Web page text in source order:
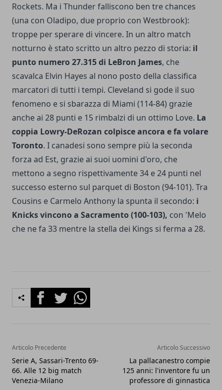
Rockets. Ma i Thunder falliscono ben tre chances
(una con Oladipo, due proprio con Westbrook):
troppe per sperare di vincere. In un altro match
notturno è stato scritto un altro pezzo di storia: il
punto numero 27.315 di LeBron James, che
scavalca Elvin Hayes al nono posto della classifica
marcatori di tutti i tempi. Cleveland si gode il suo
fenomeno e si sbarazza di Miami (114-84) grazie
anche ai 28 punti e 15 rimbalzi di un ottimo Love. La
coppia Lowry-DeRozan colpisce ancora e fa volare
Toronto. I canadesi sono sempre più la seconda
forza ad Est, grazie ai suoi uomini d'oro, che
mettono a segno rispettivamente 34 e 24 punti nel
successo esterno sul parquet di Boston (94-101). Tra
Cousins e Carmelo Anthony la spunta il secondo: i
Knicks vincono a Sacramento (100-103), con 'Melo
che ne fa 33 mentre la stella dei Kings si ferma a 28.
FacebookTwitterWhatsapp
Articolo Precedente
Serie A, Sassari-Trento 69-
66. Alle 12 big match
Venezia-Milano
Articolo Successivo
La pallacanestro compie
125 anni: l'inventore fu un
professore di ginnastica